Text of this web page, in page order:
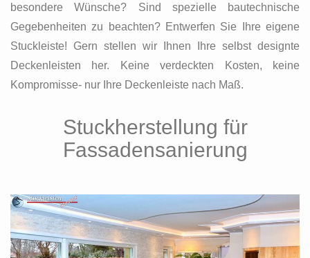
besondere Wünsche? Sind spezielle bautechnische
Gegebenheiten zu beachten? Entwerfen Sie Ihre eigene
Stuckleiste! Gern stellen wir Ihnen Ihre selbst designte
Deckenleisten her. Keine verdeckten Kosten, keine
Kompromisse- nur Ihre Deckenleiste nach Maß.
Stuckherstellung für
Fassadensanierung